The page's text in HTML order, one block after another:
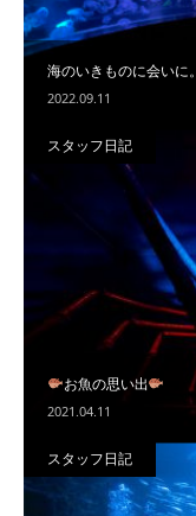
海のいきものに会いに。
2022.09.11
お魚の思い出
2021.04.11
スタッフ日記
スタッフ日記